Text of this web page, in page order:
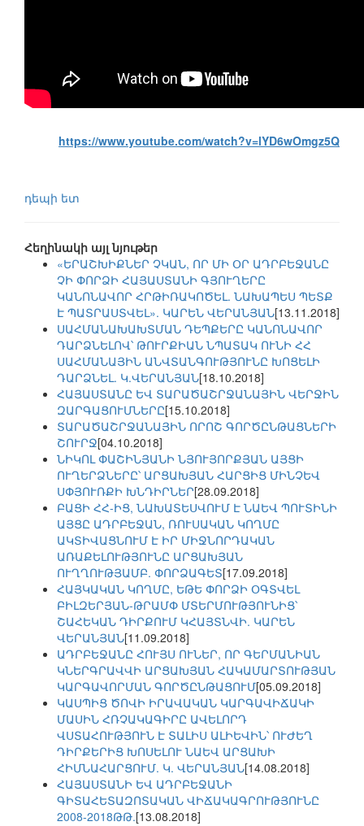
https://www.youtube.com/watch?v=lYD6wOmgz5Q
դեպի ետ
Հեղինակի այլ նյութեր
«ԵՐԱՇԽԻՔՆԵՐ ՉԿԱՆ, ՈՐ ՄԻ ՕՐ ԱԴՐԲԵՋԱՆԸ
ՉԻ ՓՈՐՁԻ ՀԱՅԱՍՏԱՆԻ ԳՅՈՒՂԵՐԸ
ԿԱՆՈՆԱՎՈՐ ՀՐԹԻՌԱԿՈԾԵԼ. ՆԱԽԱՊԵՍ ՊԵՏՔ
Է ՊԱՏՐԱՍՏՎԵԼ». ԿԱՐԵՆ ՎԵՐԱՆՅԱՆ[13.11.2018]
ՍԱՀՄԱՆԱԽԱԽՏՄԱՆ ԴԵՊՔԵՐԸ ԿԱՆՈՆԱՎՈՐ
ԴԱՐՁՆԵԼՈՎ՝ ԹՈՒՐՔԻԱՆ ՆՊԱՏԱԿ ՈՒՆԻ ՀՀ
ՍԱՀՄԱՆԱՅԻՆ ԱՆՎՏԱՆԳՈՒԹՅՈՒՆԸ ԽՈՑԵԼԻ
ԴԱՐՁՆԵԼ. Կ.ՎԵՐԱՆՅԱՆ[18.10.2018]
ՀԱՅԱՍՏԱՆԸ ԵՎ ՏԱՐԱԾԱՇՐՋԱՆԱՅԻՆ ՎԵՐՋԻՆ
ԶԱՐԳԱՑՈՒՄՆԵՐԸ[15.10.2018]
ՏԱՐԱԾԱՇՐՋԱՆԱՅԻՆ ՈՐՈՇ ԳՈՐԾԸՆԹԱՑՆԵՐԻ
ՇՈՒՐՋ[04.10.2018]
ՆԻԿՈԼ ՓԱՇԻՆՅԱՆԻ ՆՅՈՒՅՈՐՔՅԱՆ ԱՅՑԻ
ՈՒՂԵՐՁՆԵՐԸ՝ ԱՐՑԱԽՅԱՆ ՀԱՐՑԻՑ ՄԻՆՉԵՎ
ՍՓՅՈՒՌՔԻ ԽՆԴԻՐՆԵՐ[28.09.2018]
ԲԱՑԻ ՀՀ-ԻՑ, ՆԱԽԱՏԵՍՎՈՒՄ Է ՆԱԵՎ ՊՈՒՏԻՆԻ
ԱՅՑԸ ԱԴՐԲԵՋԱՆ, ՌՈՒՍԱԿԱՆ ԿՈՂՄԸ
ԱԿՏԻՎԱՑՆՈՒՄ Է ԻՐ ՄԻՋՆՈՐԴԱԿԱՆ
ԱՌԱՔԵԼՈՒԹՅՈՒՆԸ ԱՐՑԱԽՅԱՆ
ՈՒՂՂՈՒԹՅԱՄԲ. ՓՈՐՁԱԳԵՏ[17.09.2018]
ՀԱՅԿԱԿԱՆ ԿՈՂՄԸ, ԵԹԵ ՓՈՐՁԻ ՕԳՏՎԵԼ
ԲԻԼԶԵՐՅԱՆ-ԹՐԱՄՓ ՄՏԵՐՄՈՒԹՅՈՒՆԻՑ՝
ՇԱՀԵԿԱՆ ԴԻՐՔՈՒՄ ԿՀԱՅՏՆՎԻ. ԿԱՐԵՆ
ՎԵՐԱՆՅԱՆ[11.09.2018]
ԱԴՐԲԵՋԱՆԸ ՀՈՒՅՍ ՈՒՆԵՐ, ՈՐ ԳԵՐՄԱՆԻԱՆ
ԿՆԵՐԳՐԱՎՎԻ ԱՐՑԱԽՅԱՆ ՀԱԿԱՄԱՐՏՈՒԹՅԱՆ
ԿԱՐԳԱՎՈՐՄԱՆ ԳՈՐԾԸՆԹԱՑՈՒՄ[05.09.2018]
ԿԱՍՊԻՑ ԾՈՎԻ ԻՐԱՎԱԿԱՆ ԿԱՐԳԱՎԻՃԱԿԻ
ՄԱՍԻՆ ՀՌՉԱԿԱԳԻՐԸ ԱՎԵԼՈՐԴ
ՎՍՏԱՀՈՒԹՅՈՒՆ Է ՏԱԼԻՍ ԱԼԻԵՎԻՆ՝ ՈՒԺԵՂ
ԴԻՐՔԵՐԻՑ ԽՈՍԵԼՈՒ ՆԱԵՎ ԱՐՑԱԽԻ
ՀԻՄՆԱՀԱՐՑՈՒՄ. Կ. ՎԵՐԱՆՅԱՆ[14.08.2018]
ՀԱՅԱՍՏԱՆԻ ԵՎ ԱԴՐԲԵՋԱՆԻ
ԳԻՏԱՀԵՏԱԶՈՏԱԿԱՆ ՎԻՃԱԿԱԳՐՈՒԹՅՈՒՆԸ
2008-2018ԹԹ.[13.08.2018]